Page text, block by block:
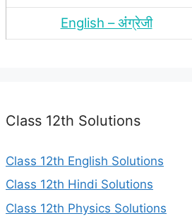
English – अंंग्रेजी
Class 12th Solutions
Class 12th English Solutions
Class 12th Hindi Solutions
Class 12th Physics Solutions